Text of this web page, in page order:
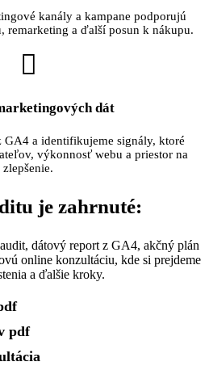
kanály a kampane podporujú
remarketing a ďalší posun k nákupu.
dát
GA4 a identifikujeme signály, ktoré
výkonnosť webu a priestor na
zlepšenie.
je zahrnuté:
dátový report z GA4, akčný plán
online konzultáciu, kde si prejdeme
a ďalšie kroky.
pdf